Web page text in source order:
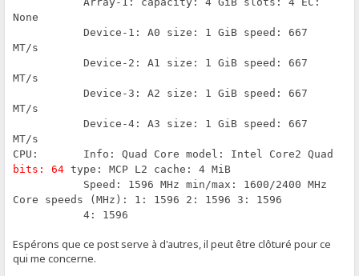
None
Device-1: A0 size: 1 GiB speed: 667
MT/s
Device-2: A1 size: 1 GiB speed: 667
MT/s
Device-3: A2 size: 1 GiB speed: 667
MT/s
Device-4: A3 size: 1 GiB speed: 667
MT/s
CPU: Info: Quad Core model: Intel Core2 Quad
bits: 64type: MCP L2 cache: 4 MiB
Speed: 1596 MHz min/max: 1600/2400 MHz
Core speeds (MHz): 1: 1596 2: 1596 3: 1596
4: 1596
Espérons que ce post serve à d'autres, il peut être clôturé pour ce
qui me concerne.